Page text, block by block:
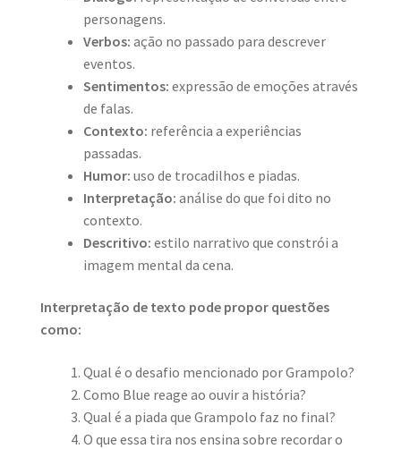
personagens.
Verbos: ação no passado para descrever
eventos.
Sentimentos: expressão de emoções através
de falas.
Contexto: referência a experiências
passadas.
Humor: uso de trocadilhos e piadas.
Interpretação: análise do que foi dito no
contexto.
Descritivo: estilo narrativo que constrói a
imagem mental da cena.
Interpretação de texto pode propor questões
como:
Qual é o desafio mencionado por Grampolo?
Como Blue reage ao ouvir a história?
Qual é a piada que Grampolo faz no final?
O que essa tira nos ensina sobre recordar o